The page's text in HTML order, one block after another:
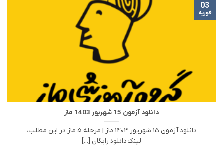
دانلود آزمون 15 شهریور 1403 ماز
دانلود آزمون 15 شهریور 1403 ماز | مرحله 5 ماز در این مطلب،
لینک دانلود رایگان [...]
03
فوریه